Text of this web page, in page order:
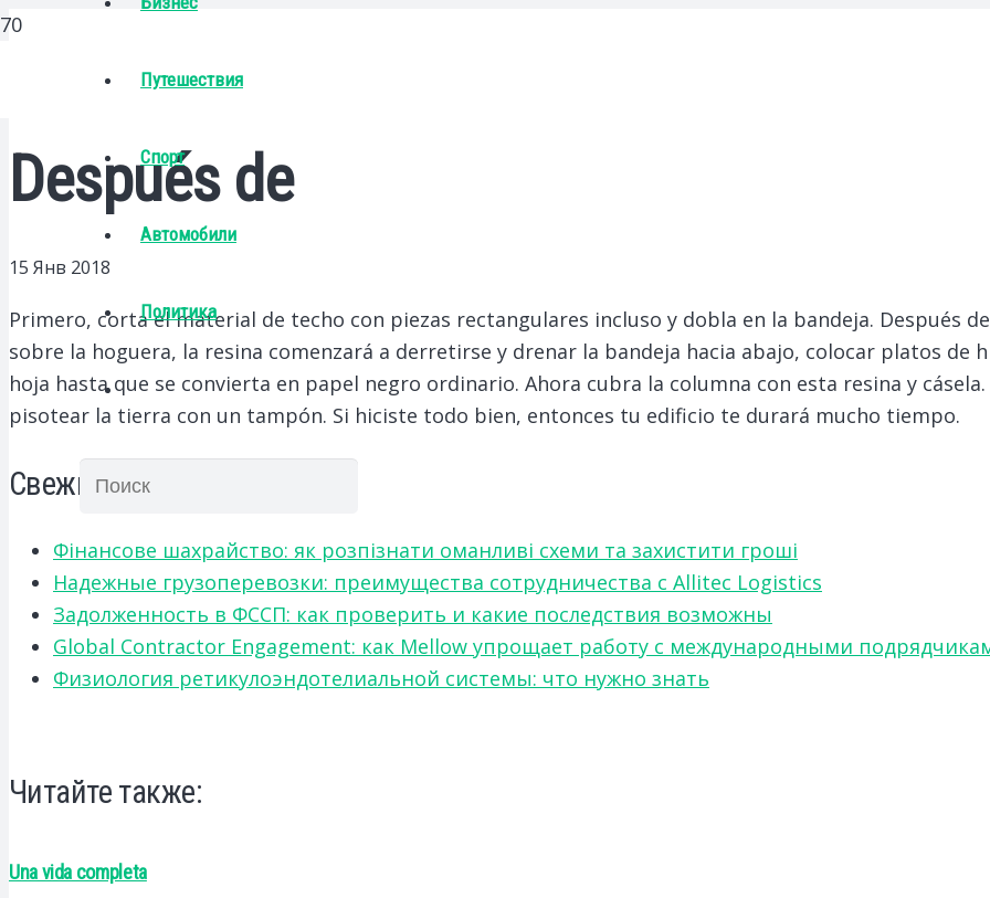
Путешествия
Спорт
Автомобили
Политика
Después de
15 Янв 2018
Primero, corta el material de techo con piezas rectangulares incluso y dobla en la bandeja. Después
sobre la hoguera, la resina comenzará a derretirse y drenar la bandeja hacia abajo, colocar platos de
hoja hasta que se convierta en papel negro ordinario. Ahora cubra la columna con esta resina y
pisotear la tierra con un tampón. Si hiciste todo bien, entonces tu edificio te durará mucho tiempo.
Свежие записи
Фінансове шахрайство: як розпізнати оманливі схеми та захистити гроші
Надежные грузоперевозки: преимущества сотрудничества с Allitec Logistics
Задолженность в ФССП: как проверить и какие последствия возможны
Global Contractor Engagement: как Mellow упрощает работу с международными
Физиология ретикулоэндотелиальной системы: что нужно знать
Читайте также:
Una vida completa